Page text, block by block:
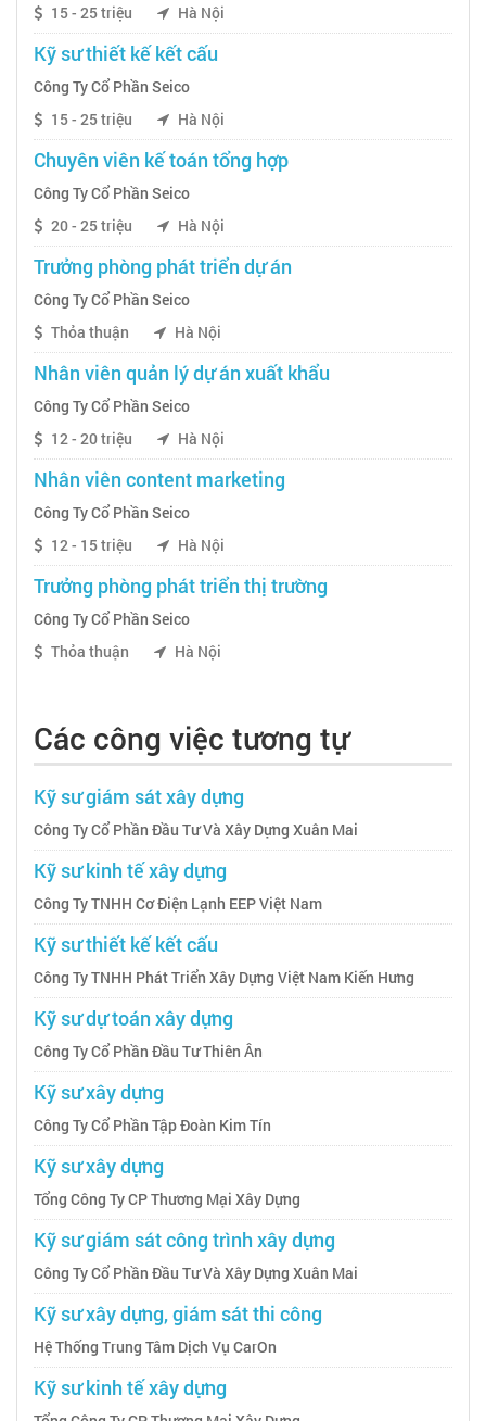
15 - 25 triệu
Hà Nội
Kỹ sư thiết kế kết cấu
Công Ty Cổ Phần Seico
15 - 25 triệu
Hà Nội
Chuyên viên kế toán tổng hợp
Công Ty Cổ Phần Seico
20 - 25 triệu
Hà Nội
Trưởng phòng phát triển dự án
Công Ty Cổ Phần Seico
Thỏa thuận
Hà Nội
Nhân viên quản lý dự án xuất khẩu
Công Ty Cổ Phần Seico
12 - 20 triệu
Hà Nội
Nhân viên content marketing
Công Ty Cổ Phần Seico
12 - 15 triệu
Hà Nội
Trưởng phòng phát triển thị trường
Công Ty Cổ Phần Seico
Thỏa thuận
Hà Nội
Các công việc tương tự
Kỹ sư giám sát xây dựng
Công Ty Cổ Phần Đầu Tư Và Xây Dựng Xuân Mai
Kỹ sư kinh tế xây dựng
Công Ty TNHH Cơ Điện Lạnh EEP Việt Nam
Kỹ sư thiết kế kết cấu
Công Ty TNHH Phát Triển Xây Dựng Việt Nam Kiến Hưng
Kỹ sư dự toán xây dựng
Công Ty Cổ Phần Đầu Tư Thiên Ân
Kỹ sư xây dựng
Công Ty Cổ Phần Tập Đoàn Kim Tín
Kỹ sư xây dựng
Tổng Công Ty CP Thương Mại Xây Dựng
Kỹ sư giám sát công trình xây dựng
Công Ty Cổ Phần Đầu Tư Và Xây Dựng Xuân Mai
Kỹ sư xây dựng, giám sát thi công
Hệ Thống Trung Tâm Dịch Vụ CarOn
Kỹ sư kinh tế xây dựng